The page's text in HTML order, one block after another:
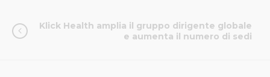
Klick Health amplia il gruppo dirigente globale
e aumenta il numero di sedi